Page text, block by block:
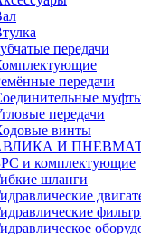
передачи
передачи
передачи
винты
И
и комплектующие
шланги